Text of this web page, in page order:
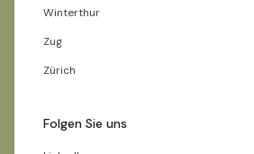
Winterthur
Zug
Zürich
Folgen Sie uns